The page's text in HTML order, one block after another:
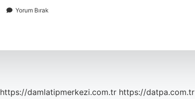
Yorum Bırak
https://damlatipmerkezi.com.tr https://datpa.com.tr